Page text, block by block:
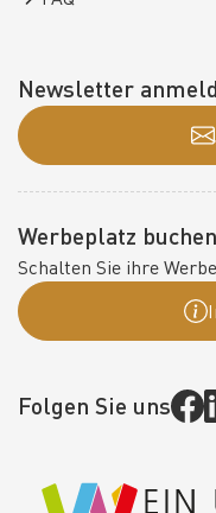
Newsletter
Werbeplatz buchen
Schalten Sie ihre
Folgen Sie uns